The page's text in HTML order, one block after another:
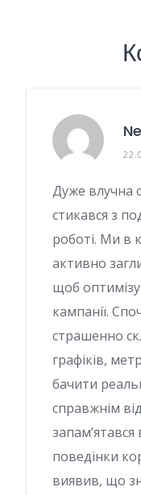
Дуже влучна
стикався з
роботі. Ми в
активно
щоб
кампанії.
страшенно
графіків,
бачити
справжнім
поведінки
виявив, що